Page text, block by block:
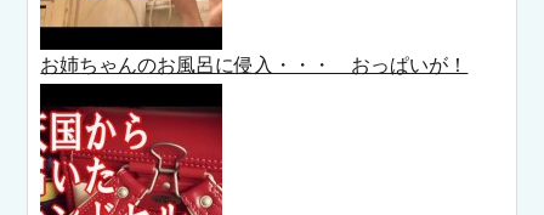
お姉ちゃんのお風呂に侵入・・・ おっぱいが！